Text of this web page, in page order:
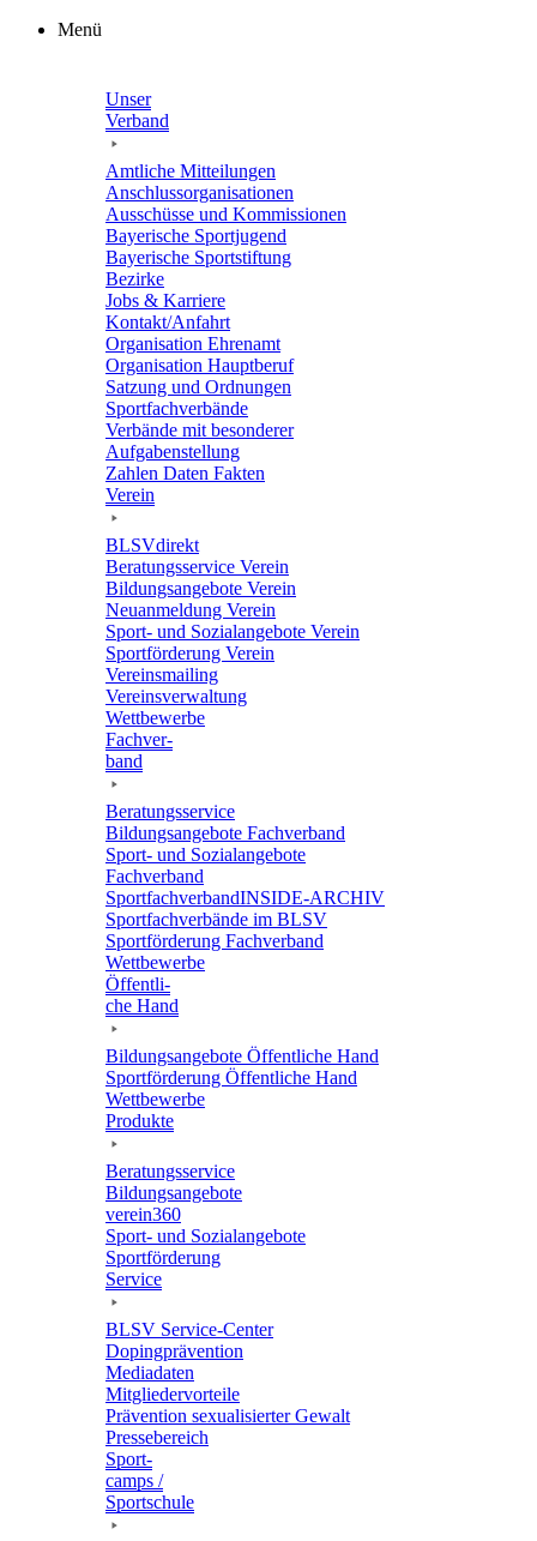
Zum
Menü
Unser
Verband
Amtli­che Mitteilungen
Anschluss­or­ga­ni­sa­tio­nen
Ausschüsse und Kommissionen
Baye­ri­sche Sportjugend
Baye­ri­sche Sportstiftung
Bezirke
Jobs & Karriere
Kontakt/​​Anfahrt
Orga­ni­sa­tion Ehrenamt
Orga­ni­sa­tion Hauptberuf
Satzung und Ordnungen
Sport­fach­ver­bände
Verbände mit beson­de­rer
Aufgabenstellung
Zahlen Daten Fakten
Verein
BLSVdi­rekt
Bera­tungs­ser­vice Verein
Bildungs­an­ge­bote Verein
Neuan­mel­dung Verein
Sport- und Sozi­al­an­ge­bote Verein
Sport­för­de­rung Verein
Vereins­mai­ling
Vereins­ver­wal­tung
Wett­be­werbe
Fach­ver­
band
Bera­tungs­ser­vice
Bildungs­an­ge­bote Fachverband
Sport- und Sozi­al­an­ge­bote
Fachverband
Sport­fach­ver­ban­d­IN­SIDE-ARCHIV
Sport­fach­ver­bände im BLSV
Sport­för­de­rung Fachverband
Wett­be­werbe
Öffent­li­
che Hand
Bildungs­an­ge­bote Öffent­li­che Hand
Sport­för­de­rung Öffent­li­che Hand
Wett­be­werbe
Produkte
Bera­tungs­ser­vice
Bildungs­an­ge­bote
verein360
Sport- und Sozialangebote
Sport­för­de­rung
Service
BLSV Service-Center
Doping­prä­ven­tion
Media­da­ten
Mitglie­der­vor­teile
Präven­tion sexua­li­sier­ter Gewalt
Pres­se­be­reich
Sport­
camps /
Sportschule